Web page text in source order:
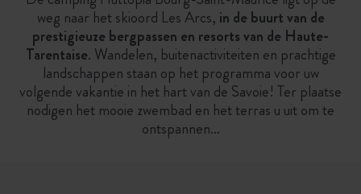
weg naar het skioord Les Arcs, in de buurt van de
prestigieuze bergpassen en resorts van de Haute-
Tarentaise. Wandelen, buitenactiviteiten en prachtige
landschappen staan op het programma voor uw
volgende vakantie in het hart van de Savoie! Ter plaatse
nodigen het mooie zwembad en het terras u uit om te
ontspannen…